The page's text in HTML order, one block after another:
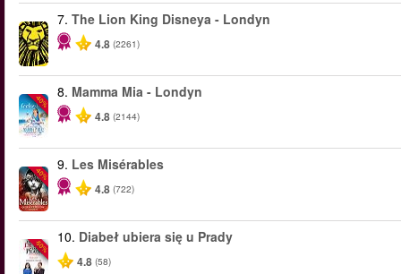
7. The Lion King Disneya - Londyn
4.8 (2261)
-40%
8. Mamma Mia - Londyn
4.8 (2144)
-40%
9. Les Misérables
4.8 (722)
-50%
10. Diabeł ubiera się u Prady
4.8 (58)